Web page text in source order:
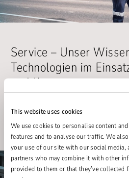
This website uses cookies
We use cookies to personalise content
features and to analyse our traffic. We
your use of our site with our social media,
partners who may combine it with other
provided to them or that they’ve collected
Service – Unser
Technologien im
und Kommunen.